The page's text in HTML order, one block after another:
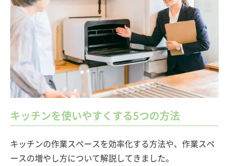
キッチンを使いやすくする5つの方法
キッチンの作業スペースを効率化する方法や、作業スペ
ースの増やし方について解説してきました。